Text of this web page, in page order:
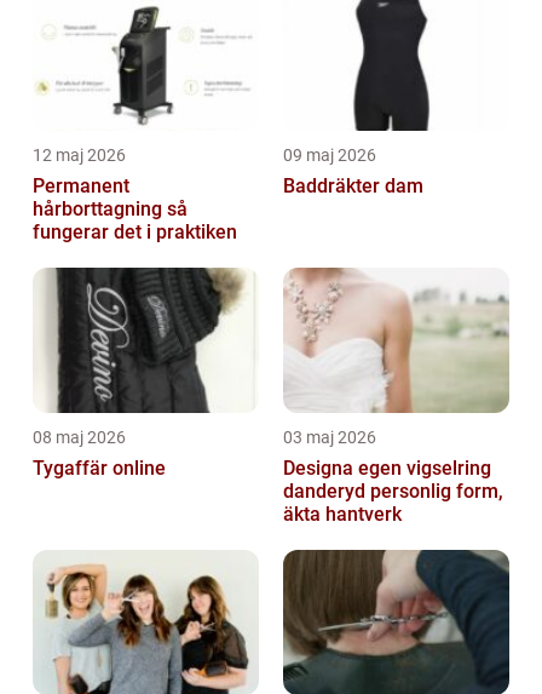
12 maj 2026
Permanent
hårborttagning så
fungerar det i praktiken
09 maj 2026
Baddräkter dam
08 maj 2026
Tygaffär online
03 maj 2026
Designa egen vigselring
danderyd personlig form,
äkta hantverk